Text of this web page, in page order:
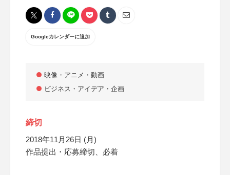
Googleカレンダーに追加
映像・アニメ・動画
ビジネス・アイデア・企画
締切
2018年11月26日 (月)
作品提出・応募締切、必着